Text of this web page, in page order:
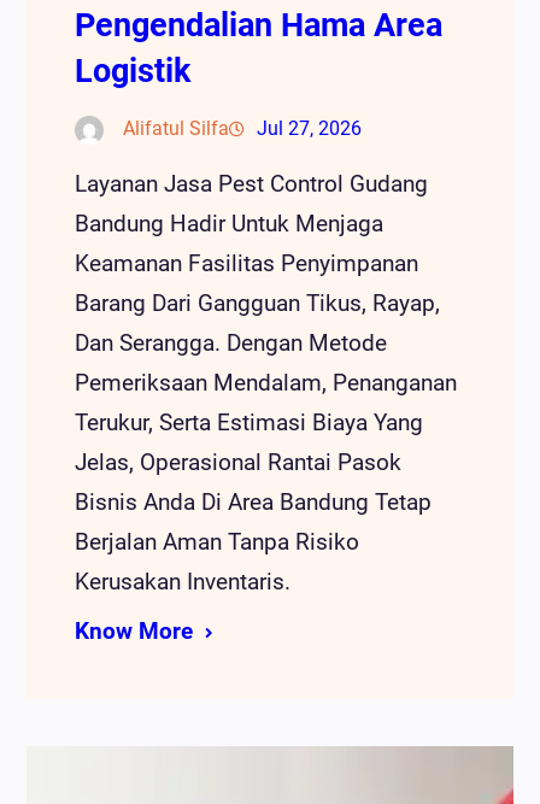
Pengendalian Hama Area
Logistik
Alifatul Silfa Jul 27, 2026
Layanan Jasa Pest Control Gudang
Bandung Hadir Untuk Menjaga
Keamanan Fasilitas Penyimpanan
Barang Dari Gangguan Tikus, Rayap,
Dan Serangga. Dengan Metode
Pemeriksaan Mendalam, Penanganan
Terukur, Serta Estimasi Biaya Yang
Jelas, Operasional Rantai Pasok
Bisnis Anda Di Area Bandung Tetap
Berjalan Aman Tanpa Risiko
Kerusakan Inventaris.
Know More